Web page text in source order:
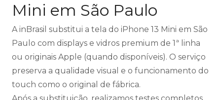
Mini em São Paulo
A inBrasil substitui a tela do iPhone 13 Mini em São
Paulo com displays e vidros premium de 1ª linha
ou originais Apple (quando disponíveis). O serviço
preserva a qualidade visual e o funcionamento do
touch como o original de fábrica.